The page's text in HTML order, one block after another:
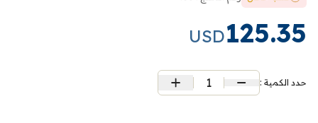
125.35
USD
حدد الكمية : 1